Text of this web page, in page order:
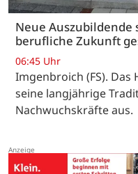
Neue Auszubildende
berufliche Zukunft
06:45 Uhr
Imgenbroich (FS). Das
seine langjährige
Nachwuchskräfte aus.